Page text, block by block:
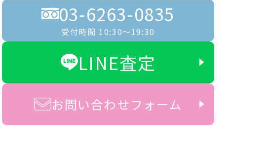
03-6263-0835
受付時間 10:30〜19:30
LINE査定
お問い合わせフォーム